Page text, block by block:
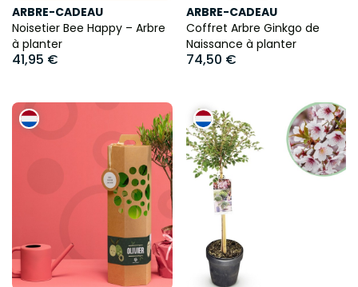
ARBRE-CADEAU
Noisetier Bee Happy – Arbre
à planter
41,95 €
ARBRE-CADEAU
Coffret Arbre Ginkgo de
Naissance à planter
74,50 €